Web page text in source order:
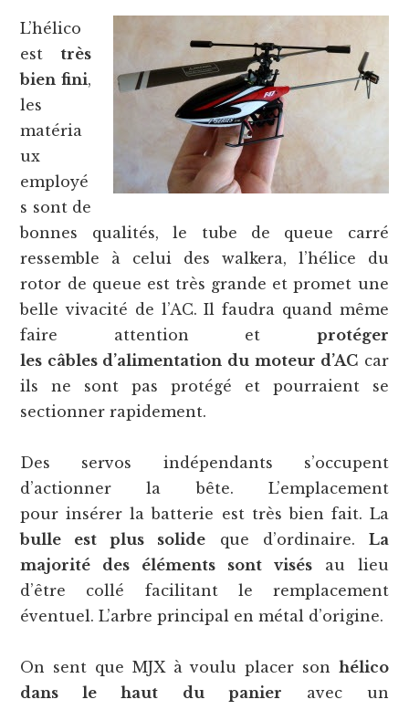
L’hélico
est très
bien fini,
les
matéria
ux
employé
s sont de
bonnes qualités, le tube de queue carré
ressemble à celui des walkera, l’hélice du
rotor de queue est très grande et promet une
belle vivacité de l’AC. Il faudra quand même
faire attention et protéger
les câbles d’alimentation du moteur d’AC car
ils ne sont pas protégé et pourraient se
sectionner rapidement.
Des servos indépendants s’occupent
d’actionner la bête. L’emplacement
pour insérer la batterie est très bien fait. La
bulle est plus solide que d’ordinaire. La
majorité des éléments sont visésau lieu
d’être collé facilitant le remplacement
éventuel. L’arbre principal en métal d’origine.
On sent que MJX à voulu placer son hélico
dans le haut du panier avec un